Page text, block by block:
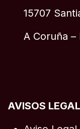
15707
A Coruña –
AVISOS